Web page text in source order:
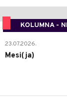
KOLUMNA -
23.07.2026.
Mesi(ja)